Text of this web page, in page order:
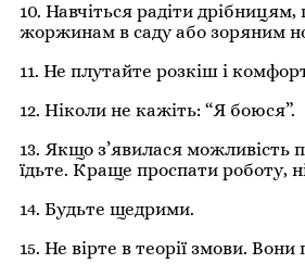
10. Навчіться радіти дрібницям,
жоржинам в саду або зоряним
11. Не плутайте розкіш і
12. Ніколи не кажіть: “Я боюся”.
13. Якщо з’явилася можливість
їдьте. Краще проспати роботу,
14. Будьте щедрими.
15. Не вірте в теорії змови. Вони